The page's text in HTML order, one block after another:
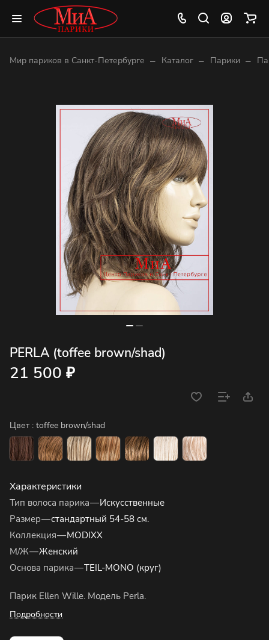
Мир париков в Санкт-Петербурге – Каталог – Парики –
PERLA (toffee brown/shad)
21 500 ₽
Цвет : toffee brown/shad
Характеристики
Тип волоса парика—Искусственные
Размер—стандартный 54-58 см.
Коллекция—MODIXX
М/Ж—Женский
Основа парика—TEIL-MONO (круг)
Парик Ellen Wille. Модель Perla.
Подробности